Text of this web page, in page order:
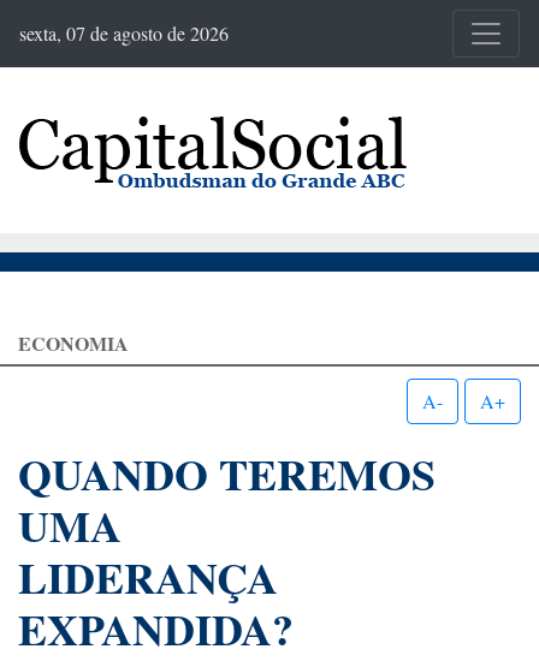
sexta, 07 de agosto de 2026
ECONOMIA
A- A+
QUANDO TEREMOS
UMA
LIDERANÇA
EXPANDIDA?